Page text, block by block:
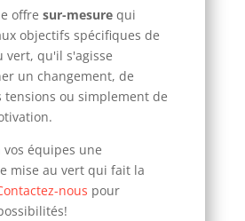
offre sur-mesurequi
objectifs spécifiques de
vert, qu'il s'agisse
un changement, de
tensions ou simplement de
équipes une
mise au vert qui fait la
nous pour